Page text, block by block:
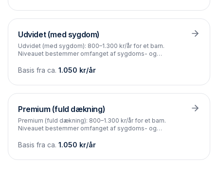
Udvidet (med sygdom)
Udvidet (med sygdom): 800–1.300 kr/år for et barn.
Niveauet bestemmer omfanget af sygdoms- og
Basis fra ca. 1.050 kr/år
Premium (fuld dækning)
Premium (fuld dækning): 800–1.300 kr/år for et barn.
Niveauet bestemmer omfanget af sygdoms- og
Basis fra ca. 1.050 kr/år